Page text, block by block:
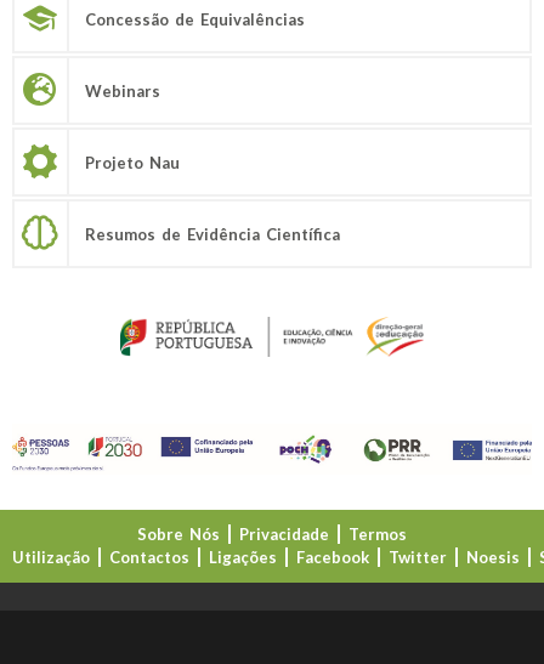
Concessão de Equivalências
Webinars
Projeto Nau
Resumos de Evidência Científica
Sobre Nós Privacidade
Termos
Utilização
Contactos Ligações Facebook Twitter Noesis